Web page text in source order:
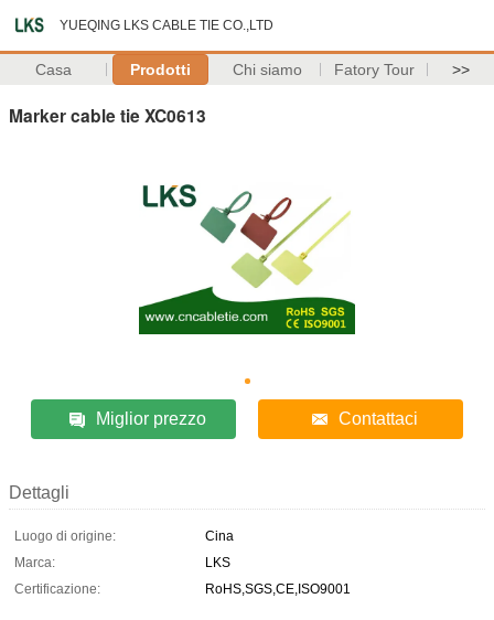
YUEQING LKS CABLE TIE CO.,LTD
Casa Prodotti Chi siamo Fatory Tour >>
Marker cable tie XC0613
Miglior prezzo Contattaci
Dettagli
Luogo di origine:
Cina
Marca:
LKS
Certificazione:
RoHS,SGS,CE,ISO9001